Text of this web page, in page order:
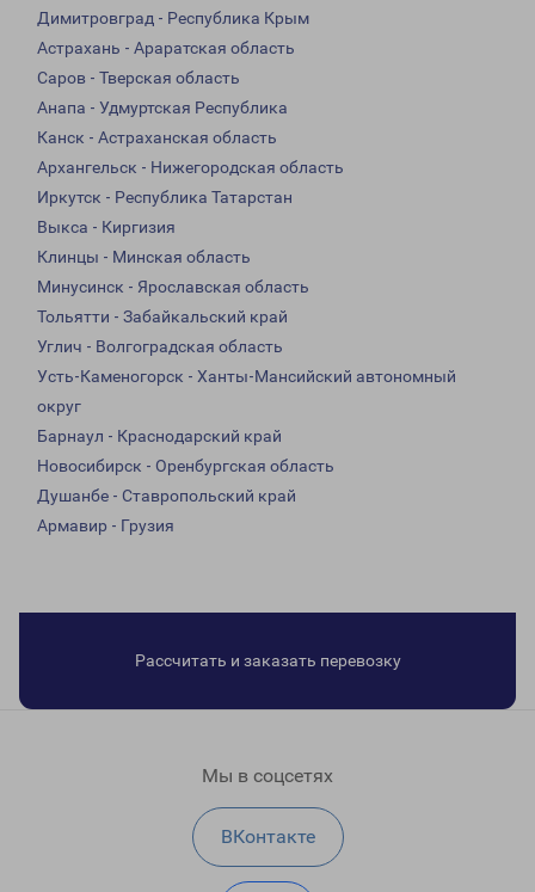
Димитровград - Республика Крым
Астрахань - Араратская область
Саров - Тверская область
Анапа - Удмуртская Республика
Канск - Астраханская область
Архангельск - Нижегородская область
Иркутск - Республика Татарстан
Выкса - Киргизия
Клинцы - Минская область
Минусинск - Ярославская область
Тольятти - Забайкальский край
Углич - Волгоградская область
Усть-Каменогорск - Ханты-Мансийский автономный
округ
Барнаул - Краснодарский край
Новосибирск - Оренбургская область
Душанбе - Ставропольский край
Армавир - Грузия
Рассчитать и заказать перевозку
Мы в соцсетях
ВКонтакте